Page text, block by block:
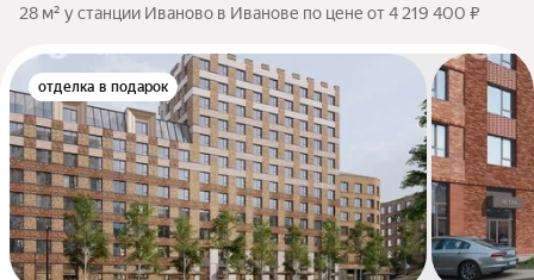
28 м² у станции Иваново в Иванове по цене от 4 219 400 ₽
отделка в подарок